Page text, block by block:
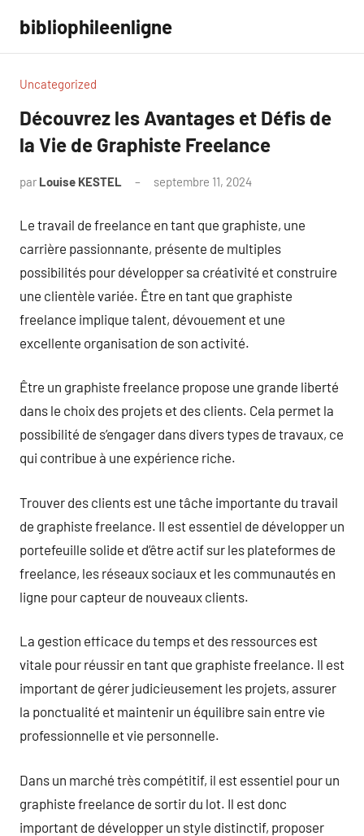
contenu
bibliophileenligne
Uncategorized
Découvrez les Avantages et Défis de
la Vie de Graphiste Freelance
par Louise KESTEL septembre 11, 2024
Le travail de freelance en tant que graphiste, une
carrière passionnante, présente de multiples
possibilités pour développer sa créativité et construire
une clientèle variée. Être en tant que graphiste
freelance implique talent, dévouement et une
excellente organisation de son activité.
Être un graphiste freelance propose une grande liberté
dans le choix des projets et des clients. Cela permet la
possibilité de s’engager dans divers types de travaux, ce
qui contribue à une expérience riche.
Trouver des clients est une tâche importante du travail
de graphiste freelance. Il est essentiel de développer un
portefeuille solide et d’être actif sur les plateformes de
freelance, les réseaux sociaux et les communautés en
ligne pour capteur de nouveaux clients.
La gestion efficace du temps et des ressources est
vitale pour réussir en tant que graphiste freelance. Il est
important de gérer judicieusement les projets, assurer
la ponctualité et maintenir un équilibre sain entre vie
professionnelle et vie personnelle.
Dans un marché très compétitif, il est essentiel pour un
graphiste freelance de sortir du lot. Il est donc
important de développer un style distinctif, proposer